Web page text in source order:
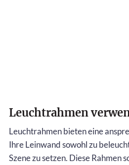
Leuchtrahmen
Leuchtrahmen bieten eine
Ihre Leinwand sowohl zu
Szene zu setzen. Diese Rahmen